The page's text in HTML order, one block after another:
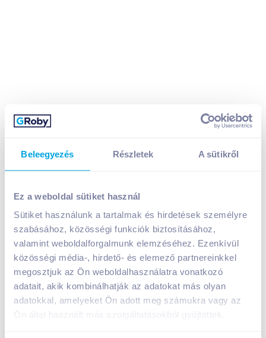
Beleegyezés Részletek A sütikről
Ez a weboldal sütiket használ
Sütiket használunk a tartalmak és hirdetések személyre
szabásához, közösségi funkciók biztosításához,
valamint weboldalforgalmunk elemzéséhez. Ezenkívül
közösségi média-, hirdető- és elemező partnereinkkel
megosztjuk az Ön weboldalhasználatra vonatkozó
adatait, akik kombinálhatják az adatokat más olyan
adatokkal, amelyeket Ön adott meg számukra vagy az
bubblemint
379Ft /db
Egységár: 27 071 Ft /kg
Nettó eladási ár: 298Ft /db(27% áfa)
Kosárba